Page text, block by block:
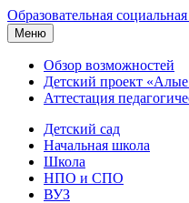
Образовательная социальная
Меню
Обзор возможностей
Детский проект «Алые
Аттестация
Детский сад
Начальная школа
Школа
НПО и СПО
ВУЗ